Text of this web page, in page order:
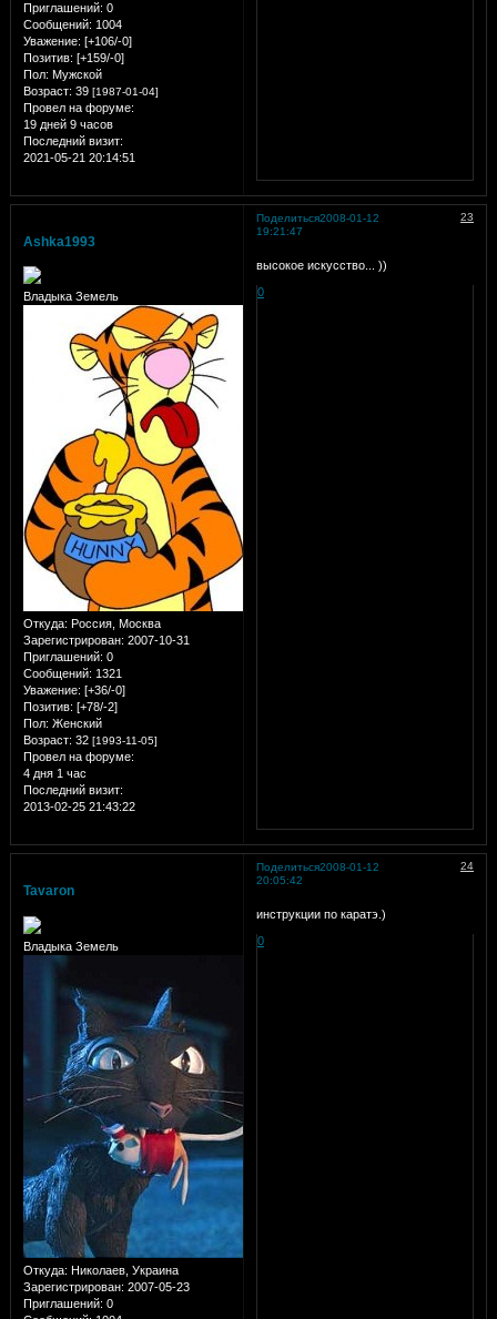
Приглашений: 0
Сообщений: 1004
Уважение: [+106/-0]
Позитив: [+159/-0]
Пол: Мужской
Возраст: 39 [1987-01-04]
Провел на форуме:
19 дней 9 часов
Последний визит:
2021-05-21 20:14:51
Поделиться 23
2008-01-12
19:21:47
Ashka1993
Владыка Земель
Откуда: Россия, Москва
Зарегистрирован: 2007-10-31
Приглашений: 0
Сообщений: 1321
Уважение: [+36/-0]
Позитив: [+78/-2]
Пол: Женский
Возраст: 32 [1993-11-05]
Провел на форуме:
4 дня 1 час
Последний визит:
2013-02-25 21:43:22
высокое искусство... ))
0
Поделиться 24
2008-01-12
20:05:42
Tavaron
Владыка Земель
Откуда: Николаев, Украина
Зарегистрирован: 2007-05-23
Приглашений: 0
инструкции по каратэ.)
0